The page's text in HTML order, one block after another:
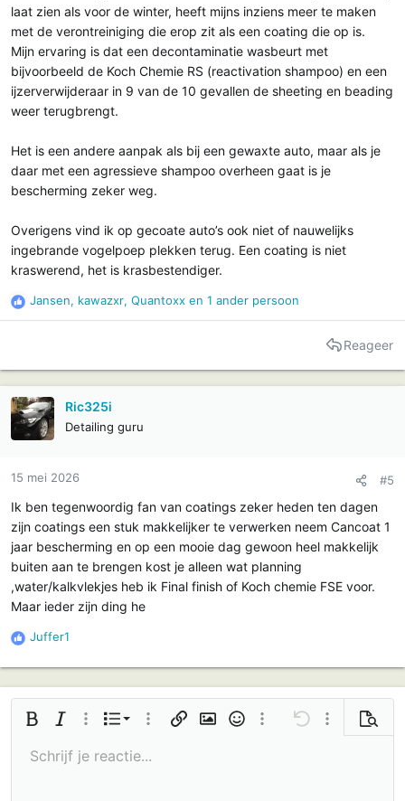
laat zien als voor de winter, heeft mijns inziens meer te maken
met de verontreiniging die erop zit als een coating die op is.
Mijn ervaring is dat een decontaminatie wasbeurt met
bijvoorbeeld de Koch Chemie RS (reactivation shampoo) en een
ijzerverwijderaar in 9 van de 10 gevallen de sheeting en beading
weer terugbrengt.
Het is een andere aanpak als bij een gewaxte auto, maar als je
daar met een agressieve shampoo overheen gaat is je
bescherming zeker weg.
Overigens vind ik op gecoate auto’s ook niet of nauwelijks
ingebrande vogelpoep plekken terug. Een coating is niet
kraswerend, het is krasbestendiger.
R
e
i
e
s
Jansen, kawazxr, Quantoxx en 1 ander persoon
Reageer
Ric325i
Detailing guru
15 mei 2026 #5
Ik ben tegenwoordig fan van coatings zeker heden ten dagen
zijn coatings een stuk makkelijker te verwerken neem Cancoat 1
jaar bescherming en op een mooie dag gewoon heel makkelijk
buiten aan te brengen kost je alleen wat planning
,water/kalkvlekjes heb ik Final finish of Koch chemie FSE voor.
Maar ieder zijn ding he
R
c
Juffer1
Vetgedrukt
CursiefMeer opties…
Lijst
Geordende lijst
Meer opties…
Link invoegen
Afbeelding invoegen
SmiliesMeer opties…Ongedaan maken
Meer opties…
Tekengrootte
9
Tekstkleur
FonttypeArial
Doorgehaald
Onderstreept
UitlijningLinks uitlijnen
Paragraafindeling
Normaal
GIF invoegen
Multi-Citaat
MediaTabel invoegen
Horizontale lijn invoegen
Opnieuw doen
BB code schakelen
Opmaak verwijderen
Concepten
Schrijf je reactie...